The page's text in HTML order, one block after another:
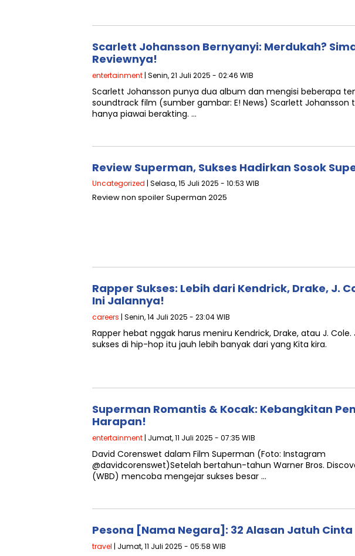
Scarlett Johansson Bernyanyi: Merdukah?
Reviewnya!
entertainment | Senin, 21 Juli 2025 - 02:46 WIB
Scarlett Johansson punya dua album dan mengisi beberapa
soundtrack film (sumber gambar: E! News) Scarlett Johansson
hanya piawai berakting. …
Review Superman, Sukses Hadirkan Sosok
Uncategorized | Selasa, 15 Juli 2025 - 10:53 WIB
Review non spoiler Superman 2025
Rapper Sukses: Lebih dari Kendrick, Drake, J.
Ini Jalannya!
careers | Senin, 14 Juli 2025 - 23:04 WIB
Rapper hebat nggak harus meniru Kendrick, Drake, atau J. Cole.
sukses di hip-hop itu jauh lebih banyak dari yang Kita kira.
Superman Romantis & Kocak: Kebangkitan
Harapan!
entertainment | Jumat, 11 Juli 2025 - 07:35 WIB
David Corenswet dalam Film Superman (Foto: Instagram
@davidcorenswet)Setelah bertahun-tahun Warner Bros.
(WBD) mencoba mengejar sukses besar …
Pesona [Nama Negara]: 32 Alasan Jatuh Cinta
travel | Jumat, 11 Juli 2025 - 05:58 WIB